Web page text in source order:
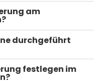
am
durchgeführt
festlegen im